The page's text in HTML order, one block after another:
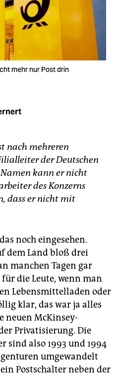
mehr nur Post drin
nach mehreren
der Deutschen
kann er nicht
des Konzerns
dass er nicht mit
noch eingesehen.
dem Land bloß drei
manchen Tagen gar
die Leute, wenn man
Lebensmittelladen oder
klar, das war ja alles
neuen McKinsey-
Privatisierung. Die
sind also 1993 und 1994
umgewandelt
Postschalter neben der